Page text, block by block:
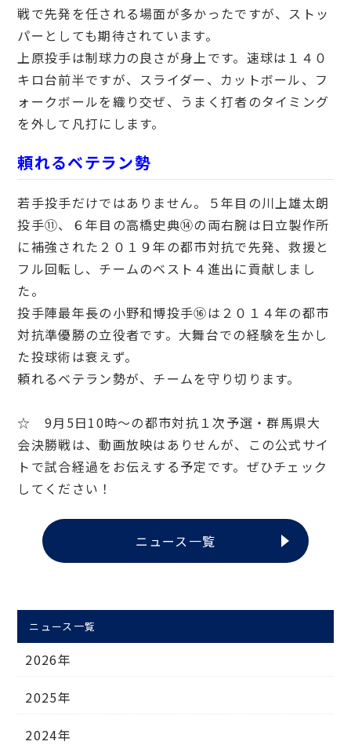
戦で先発を任される場面が多かったですが、ストッ
パーとしても期待されています。
上原投手は制球力の良さが身上です。速球は１４０
キロ台前半ですが、スライダー、カットボール、フ
ォークボールを織り交ぜ、うまく打者のタイミング
を外して凡打にします。
頼れるベテラン勢
若手投手だけではありません。５年目の川上雄太朗
投手⑪、６年目の高橋史典⑭の両右腕は日立製作所
に補強された２０１９年の都市対抗で先発、救援と
フル回転し、チームのベスト４進出に貢献しまし
た。
投手陣最年長の小野和博投手⑯は２０１４年の都市
対抗準優勝の立役者です。大舞台での経験を生かし
た投球術は衰えず。
頼れるベテラン勢が、チームを守り切ります。
☆ 9月5日10時～の都市対抗１次予選・群馬県大
会決勝戦は、動画放映はありせんが、この公式サイ
トで試合経過をお伝えする予定です。ぜひチェック
してください！
ニュース一覧
ニュース一覧
2026年
2025年
2024年